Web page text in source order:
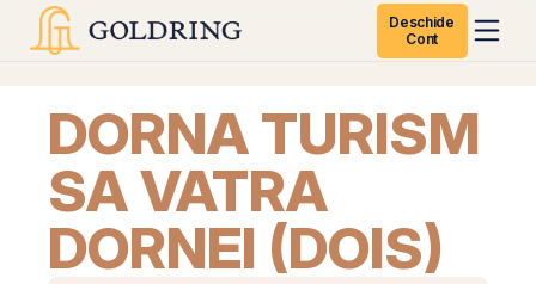
Deschide
Cont
DORNA TURISM
SA VATRA
DORNEI (DOIS)